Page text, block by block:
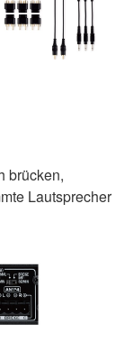
brücken,
Lautsprecher